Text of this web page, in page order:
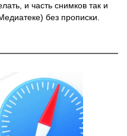
и часть снимков так и
без прописки.